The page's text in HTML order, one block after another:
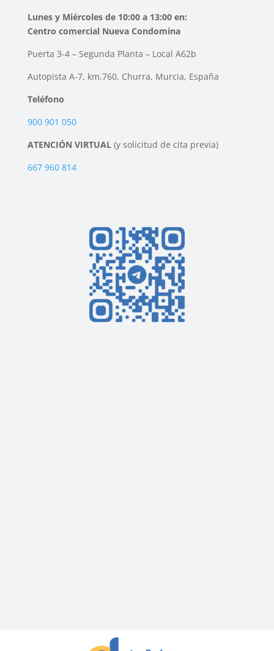
Lunes y Miércoles de 10:00 a 13:00 en:
Centro comercial Nueva Condomina
Puerta 3-4 – Segunda Planta – Local A62b
Autopista A-7, km.760, Churra, Murcia, España
Teléfono
900 901 050
ATENCIÓN VIRTUAL (y solicitud de cita previa)
667 960 814